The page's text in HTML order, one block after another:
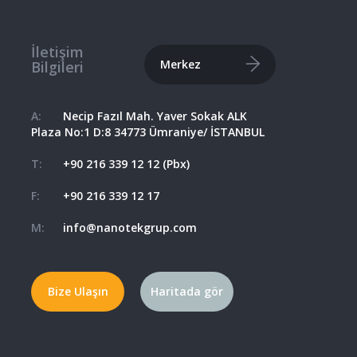
İletişim
Bilgileri Merkez
A:
Necip Fazıl Mah. Yaver Sokak ALK
Plaza No:1 D:8 34773 Ümraniye/ İSTANBUL
T: +90 216 339 12 12 (Pbx)
F: +90 216 339 12 17
M: info@nanotekgrup.com
Bize Ulaşın Haritada gör